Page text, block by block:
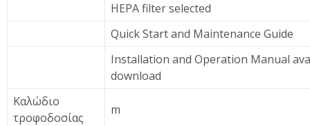
HEPA filter selected
Quick Start and Maintenance Guide
Installation and Operation Manual
download
Καλώδιο
τροφοδοσίας
m